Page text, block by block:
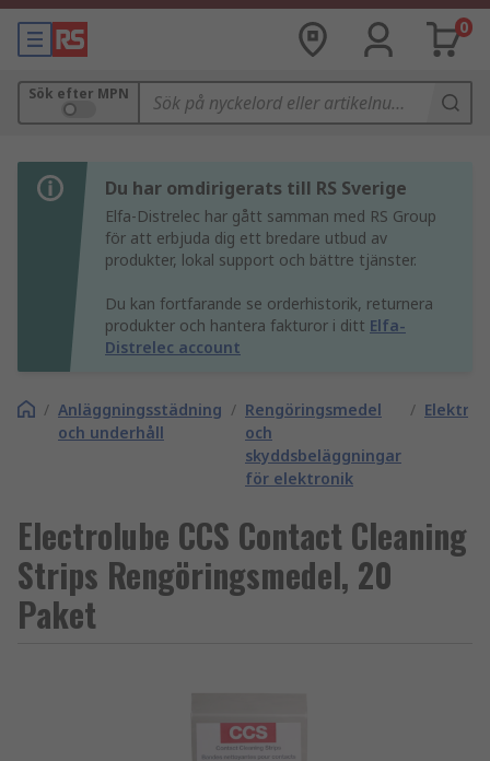
0
Sök efter MPN
Du har omdirigerats till RS Sverige
Elfa-Distrelec har gått samman med RS Group
för att erbjuda dig ett bredare utbud av
produkter, lokal support och bättre tjänster.
Du kan fortfarande se orderhistorik, returnera
produkter och hantera fakturor i ditt Elfa-
Distrelec account
/ Anläggningsstädning
och underhåll
/ Rengöringsmedel
och
skyddsbeläggningar
för elektronik
/
Electrolube CCS Contact Cleaning
Strips Rengöringsmedel, 20
Paket